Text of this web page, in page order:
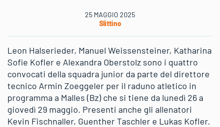
25 MAGGIO 2025
Slittino
Leon Halserieder, Manuel Weissensteiner, Katharina
Sofie Kofler e Alexandra Oberstolz sono i quattro
convocati della squadra junior da parte del direttore
tecnico Armin Zoeggeler per il raduno atletico in
programma a Malles (Bz) che si tiene da lunedì 26 a
giovedì 29 maggio. Presenti anche gli allenatori
Kevin Fischnaller, Guenther Taschler e Lukas Kofler.